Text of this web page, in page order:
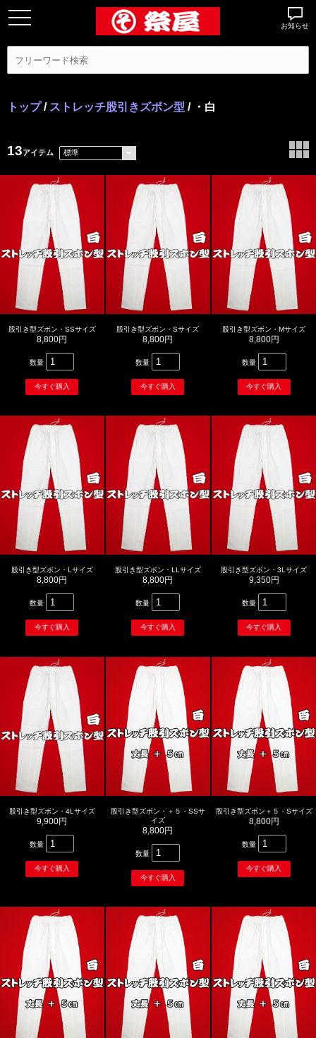
お知らせ
トップ/ ストレッチ股引きズボン型 / ・白
13アイテム
股引き型ズボン・SSサイズ
8,800円
数量
股引き型ズボン・Sサイズ
8,800円
数量
股引き型ズボン・Mサイズ
8,800円
数量
股引き型ズボン・Lサイズ
8,800円
数量
股引き型ズボン・LLサイズ
8,800円
数量
股引き型ズボン・3Lサイズ
9,350円
数量
股引き型ズボン・4Lサイズ
9,900円
数量
股引き型ズボン・＋５・SSサ
イズ
8,800円
数量
股引き型ズボン＋５・Sサイズ
8,800円
数量